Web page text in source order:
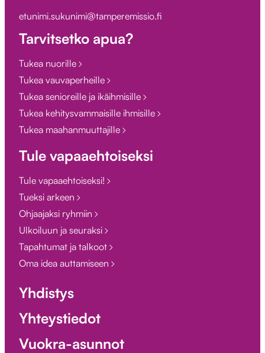
etunimi.sukunimi@tamperemissio.fi
Tarvitsetko apua?
Tukea nuorille
Tukea vauvaperheille
Tukea senioreille ja ikäihmisille
Tukea kehitysvammaisille ihmisille
Tukea maahanmuuttajille
Tule vapaaehtoiseksi
Tule vapaaehtoiseksi!
Tueksi arkeen
Ohjaajaksi ryhmiin
Ulkoiluun ja seuraksi
Tapahtumat ja talkoot
Oma idea auttamiseen
Yhdistys
Yhteystiedot
Vuokra-asunnot